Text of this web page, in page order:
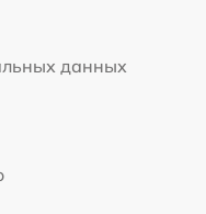
данных